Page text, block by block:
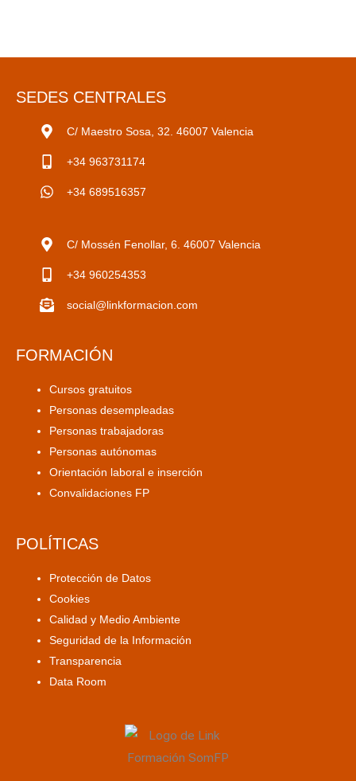
SEDES CENTRALES
C/ Maestro Sosa, 32. 46007 Valencia
+34 963731174
+34 689516357
C/ Mossén Fenollar, 6. 46007 Valencia
+34 960254353
social@linkformacion.com
FORMACIÓN
Cursos gratuitos
Personas desempleadas
Personas trabajadoras
Personas autónomas
Orientación laboral e inserción
Convalidaciones FP
POLÍTICAS
Protección de Datos
Cookies
Calidad y Medio Ambiente
Seguridad de la Información
Transparencia
Data Room